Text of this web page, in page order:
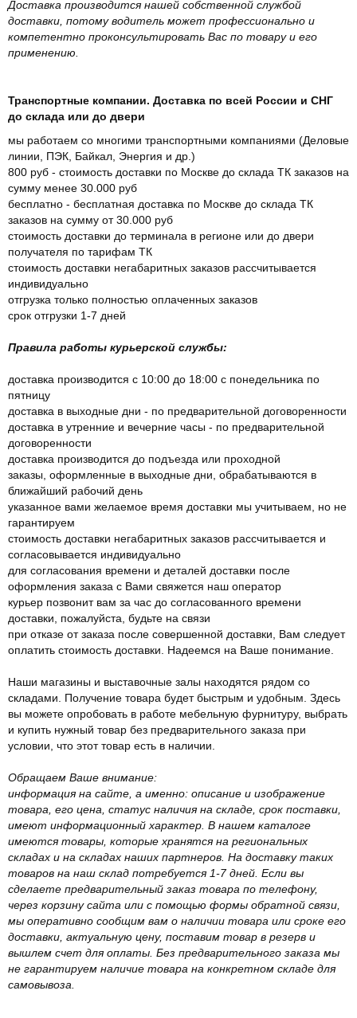
Доставка производится нашей собственной службой
доставки, потому водитель может профессионально и
компетентно проконсультировать Вас по товару и его
применению.
Транспортные компании. Доставка по всей России и СНГ
до склада или до двери
мы работаем со многими транспортными компаниями (Деловые
линии, ПЭК, Байкал, Энергия и др.)
800 руб - стоимость доставки по Москве до склада ТК заказов на
сумму менее 30.000 руб
бесплатно - бесплатная доставка по Москве до склада ТК
заказов на сумму от 30.000 руб
стоимость доставки до терминала в регионе или до двери
получателя по тарифам ТК
стоимость доставки негабаритных заказов рассчитывается
индивидуально
отгрузка только полностью оплаченных заказов
срок отгрузки 1-7 дней
Правила работы курьерской службы:
доставка производится с 10:00 до 18:00 с понедельника по
пятницу
доставка в выходные дни - по предварительной договоренности
доставка в утренние и вечерние часы - по предварительной
договоренности
доставка производится до подъезда или проходной
заказы, оформленные в выходные дни, обрабатываются в
ближайший рабочий день
указанное вами желаемое время доставки мы учитываем, но не
гарантируем
стоимость доставки негабаритных заказов рассчитывается и
согласовывается индивидуально
для согласования времени и деталей доставки после
оформления заказа с Вами свяжется наш оператор
курьер позвонит вам за час до согласованного времени
доставки, пожалуйста, будьте на связи
при отказе от заказа после совершенной доставки, Вам следует
оплатить стоимость доставки. Надеемся на Ваше понимание.
Наши магазины и выставочные залы находятся рядом со
складами. Получение товара будет быстрым и удобным. Здесь
вы можете опробовать в работе мебельную фурнитуру, выбрать
и купить нужный товар без предварительного заказа при
условии, что этот товар есть в наличии.
Обращаем Ваше внимание:
информация на сайте, а именно: описание и изображение
товара, его цена, статус наличия на складе, срок поставки,
имеют информационный характер. В нашем каталоге
имеются товары, которые хранятся на региональных
складах и на складах наших партнеров. На доставку таких
товаров на наш склад потребуется 1-7 дней. Если вы
сделаете предварительный заказ товара по телефону,
через корзину сайта или с помощью формы обратной связи,
мы оперативно сообщим вам о наличии товара или сроке его
доставки, актуальную цену, поставим товар в резерв и
вышлем счет для оплаты. Без предварительного заказа мы
не гарантируем наличие товара на конкретном складе для
самовывоза.